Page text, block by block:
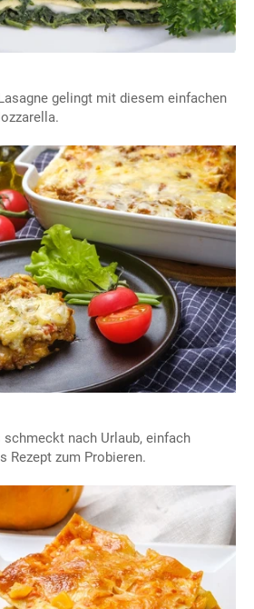
gelingt mit diesem einfachen
nach Urlaub, einfach
Rezept zum Probieren.